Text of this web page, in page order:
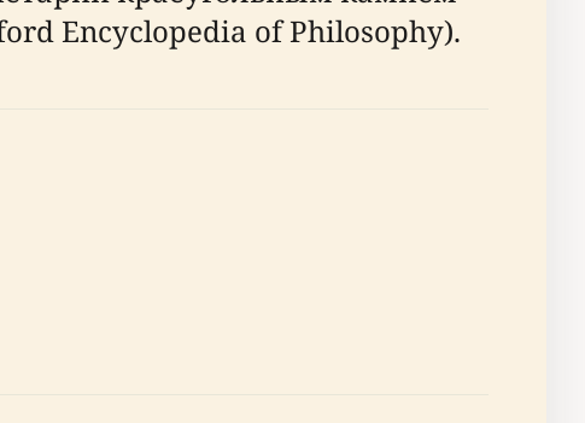
Encyclopedia of Philosophy).